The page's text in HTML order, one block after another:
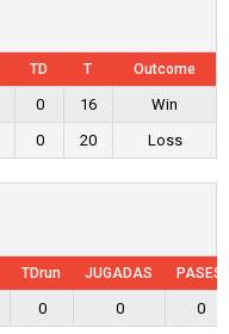
TD T Outcome
0 16
Win
0 20 Loss
TDrun JUGADAS PASES
0 0 0